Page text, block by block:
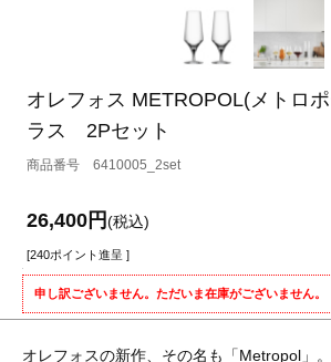
オレフォス METROPOL(メトロ
ラス 2Pセット
6410005_2set
26,400円(税込)
[240ポイント進呈 ]
申し訳ございません。ただいま在庫がございません。
オレフォスの新作、その名も「Metropol」。